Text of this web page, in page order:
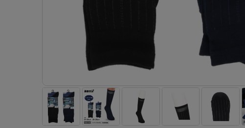
- 着圧タイツ
ソックス・靴下
レギンス・スパッツ
- タンクトップ
- カップ付きインナ
レッグウエア
ソックス・靴下
スニーカー丈・くるぶし丈ソックス
ハイソックス
インナーウエア
メンズパンツ
Tバック・ビキニ
肌着・インナー
レッグウエア
タイツ
クルー・レギュラー丈ソックス
スニーカー丈・くるぶし丈ソックス
ハイソックス
インナーウエア
ブラジャー
スポーツブラ
ショーツ
- 柄タイツ
- ひざ下丈タイツ
- 着圧タイツ
レギンス・スパッツ
- ガードル・補正ショーツ
肌着・インナー
- タンクトップ
- カップ付きインナー
- スポーツボトムス
雑貨・小物
Tバック・ビキニ
肌着・インナー
ルームウェア・パジャマ
スクールソックス
スポーツブラ
レギュラーショーツ
サニタリーショーツ
みんなの、み
CLINICAL
ハイジュニ